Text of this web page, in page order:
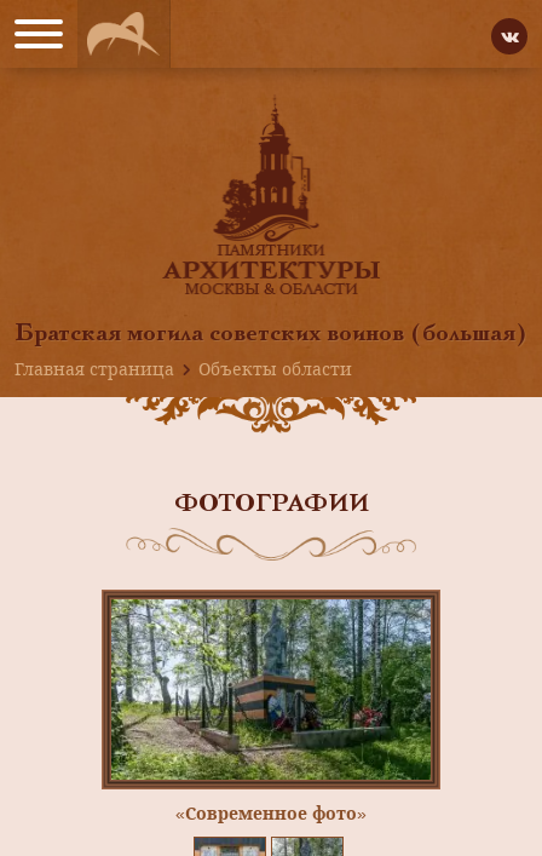
Братская могила советских воинов (большая)
Главная страница
Объекты области
ФОТОГРАФИИ
«Современное фото»